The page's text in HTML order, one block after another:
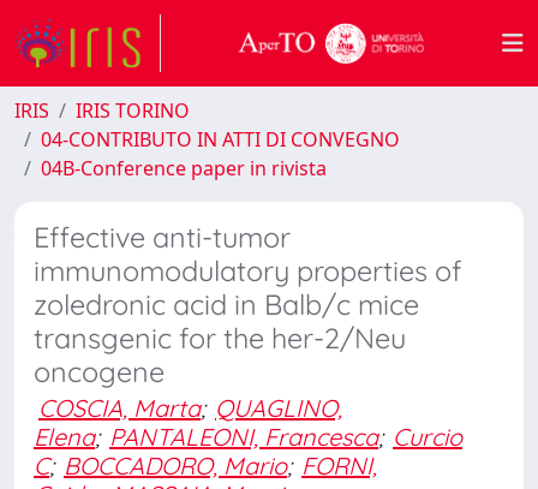
IRIS
IRIS TORINO
04-CONTRIBUTO IN ATTI DI CONVEGNO
04B-Conference paper in rivista
Effective anti-tumor
immunomodulatory properties of
zoledronic acid in Balb/c mice
transgenic for the her-2/Neu
oncogene
COSCIA, Marta; QUAGLINO,
Elena; PANTALEONI, Francesca; Curcio
C; BOCCADORO, Mario; FORNI,